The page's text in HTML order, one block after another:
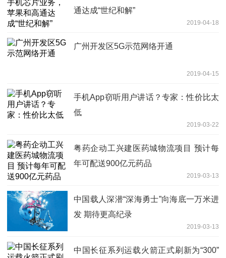
通达成“世纪和解”
2019-04-18
广州开发区5G示范网络开通
2019-04-15
手机App窃听用户讲话？专家：性价比太
低
2019-03-22
粤药企动工兴建医药城物流项目 预计每
年可配送900亿元药品
2019-03-13
中国载人深潜“深海勇士”向海底一万米进
发 期待更高纪录
2019-03-13
中国长征系列运载火箭正式刷新为“300”